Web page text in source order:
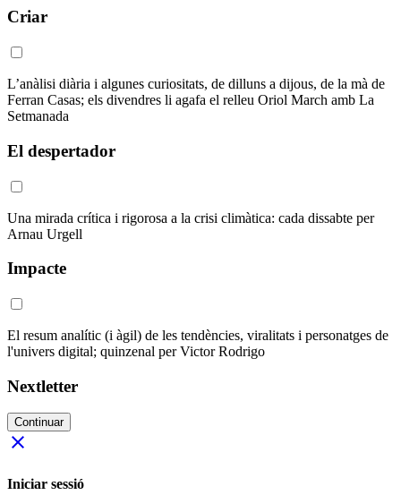
Criar
L’anàlisi diària i algunes curiositats, de dilluns a dijous, de la mà de
Ferran Casas; els divendres li agafa el relleu Oriol March amb La
Setmanada
El despertador
Una mirada crítica i rigorosa a la crisi climàtica: cada dissabte per
Arnau Urgell
Impacte
El resum analític (i àgil) de les tendències, viralitats i personatges de
l'univers digital; quinzenal per Victor Rodrigo
Nextletter
Continuar
close
Iniciar sessió